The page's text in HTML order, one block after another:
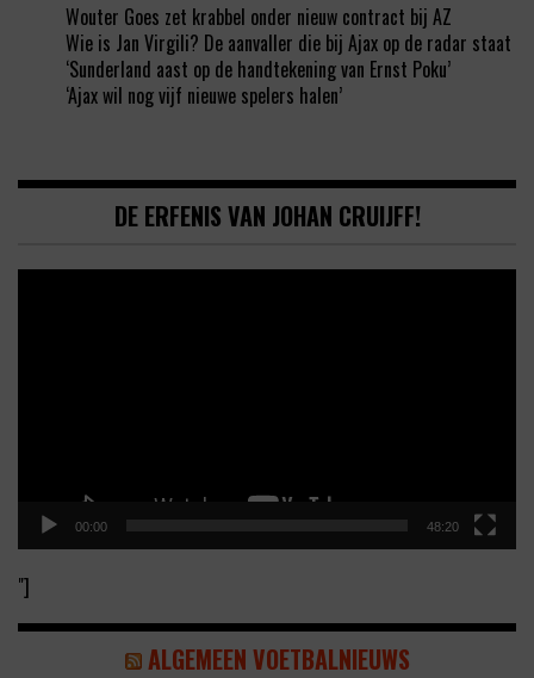
Wouter Goes zet krabbel onder nieuw contract bij AZ
Wie is Jan Virgili? De aanvaller die bij Ajax op de radar staat
‘Sunderland aast op de handtekening van Ernst Poku’
‘Ajax wil nog vijf nieuwe spelers halen’
DE ERFENIS VAN JOHAN CRUIJFF!
00:00 48:20
"]
ALGEMEEN VOETBALNIEUWS